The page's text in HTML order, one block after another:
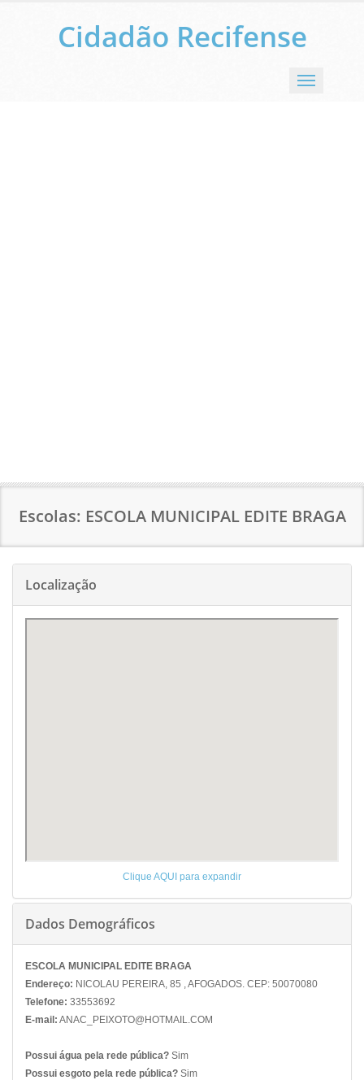
Cidadão Recifense
Menu
Escolas: ESCOLA MUNICIPAL EDITE BRAGA
Localização
Clique AQUI para expandir
Dados Demográficos
ESCOLA MUNICIPAL EDITE BRAGA
Endereço: NICOLAU PEREIRA, 85 , AFOGADOS. CEP: 50070080
Telefone: 33553692
E-mail: ANAC_PEIXOTO@HOTMAIL.COM
Possui água pela rede pública? Sim
Possui esgoto pela rede pública? Sim